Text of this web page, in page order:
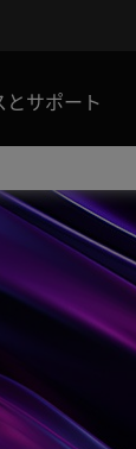
とサポート